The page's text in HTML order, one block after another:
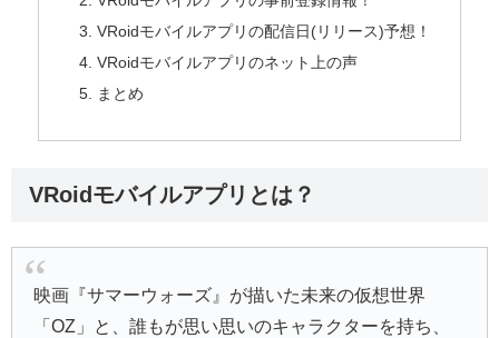
VRoidモバイルアプリの配信日(リリース)予想！
VRoidモバイルアプリのネット上の声
まとめ
VRoidモバイルアプリとは？
映画『サマーウォーズ』が描いた未来の仮想世界
「OZ」と、誰もが思い思いのキャラクターを持ち、